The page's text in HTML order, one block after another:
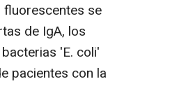
se
de IgA, los
'E. coli'
pacientes con la